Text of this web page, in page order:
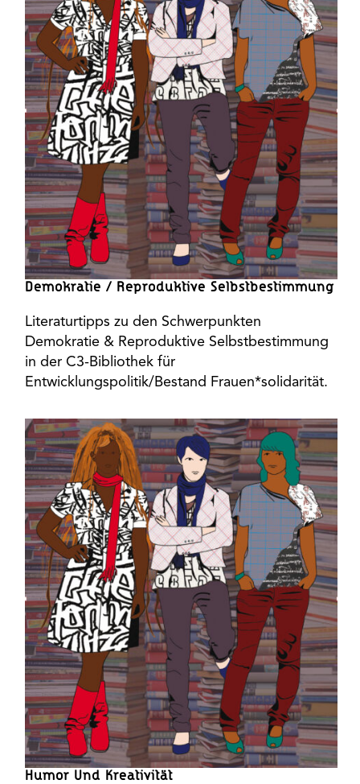
Demokratie / Reproduktive Selbstbestimmung
Literaturtipps zu den Schwerpunkten
Demokratie & Reproduktive Selbstbestimmung
in der C3-Bibliothek für
Entwicklungspolitik/Bestand Frauen*solidarität.
Humor Und Kreativität